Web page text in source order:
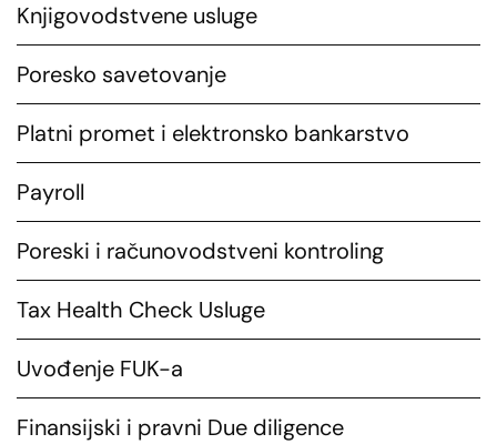
Knjigovodstvene usluge
Poresko savetovanje
Platni promet i elektronsko bankarstvo
Payroll
Poreski i računovodstveni kontroling
Tax Health Check Usluge
Uvođenje FUK-a
Finansijski i pravni Due diligence